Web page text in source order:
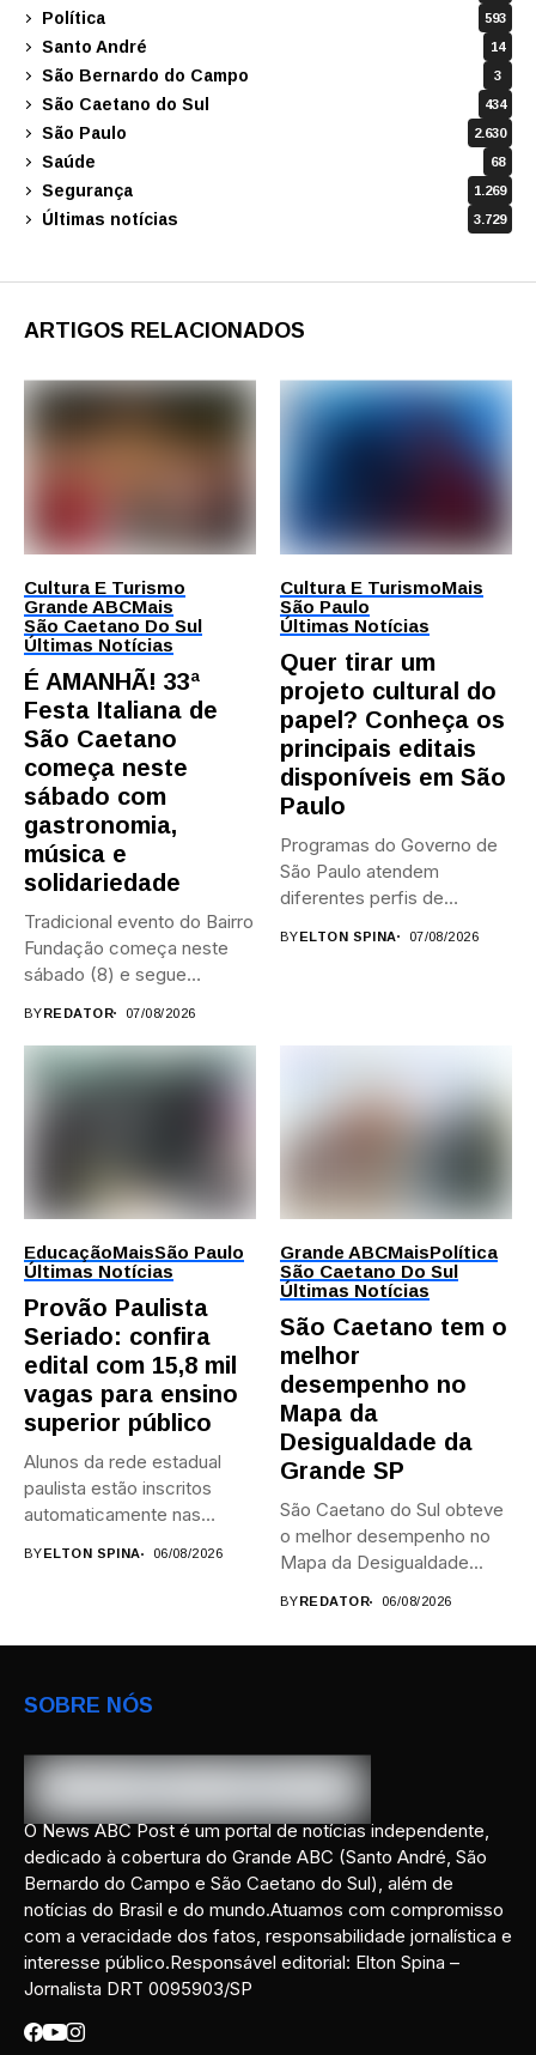
Política 593
Santo André 14
São Bernardo do Campo 3
São Caetano do Sul 434
São Paulo 2.630
Saúde 68
Segurança 1.269
Últimas notícias 3.729
ARTIGOS RELACIONADOS
Cultura E Turismo
Grande ABCMais
São Caetano Do Sul
Últimas Notícias
É AMANHÃ! 33ª
Festa Italiana de
São Caetano
começa neste
sábado com
gastronomia,
música e
solidariedade
Tradicional evento do Bairro
Fundação começa neste
sábado (8) e segue
BYREDATOR 07/08/2026
Cultura E TurismoMais
São Paulo
Últimas Notícias
Quer tirar um
projeto cultural do
papel? Conheça os
principais editais
disponíveis em São
Paulo
Programas do Governo de
São Paulo atendem
diferentes perfis de
BYELTON SPINA 07/08/2026
EducaçãoMaisSão Paulo
Últimas Notícias
Provão Paulista
Seriado: confira
edital com 15,8 mil
vagas para ensino
superior público
Alunos da rede estadual
paulista estão inscritos
automaticamente nas
BY ELTON SPINA 06/08/2026
Grande ABCMaisPolítica
São Caetano Do Sul
Últimas Notícias
São Caetano tem o
melhor
desempenho no
Mapa da
Desigualdade da
Grande SP
São Caetano do Sul obteve
o melhor desempenho no
Mapa da Desigualdade...
BY REDATOR 06/08/2026
SOBRE NÓS
O News ABC Post é um portal de notícias independente,
dedicado à cobertura do Grande ABC (Santo André, São
Bernardo do Campo e São Caetano do Sul), além de
notícias do Brasil e do mundo.Atuamos com compromisso
com a veracidade dos fatos, responsabilidade jornalística e
interesse público.Responsável editorial: Elton Spina –
Jornalista DRT 0095903/SP